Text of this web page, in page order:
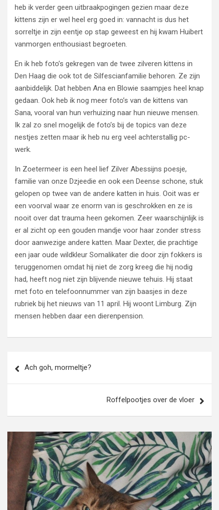
heb ik verder geen uitbraakpogingen gezien maar deze
kittens zijn er wel heel erg goed in: vannacht is dus het
sorreltje in zijn eentje op stap geweest en hij kwam Huibert
vanmorgen enthousiast begroeten.
En ik heb foto’s gekregen van de twee zilveren kittens in
Den Haag die ook tot de Silfescianfamilie behoren. Ze zijn
aanbiddelijk. Dat hebben Ana en Blowie saampjes heel knap
gedaan. Ook heb ik nog meer foto’s van de kittens van
Sana, vooral van hun verhuizing naar hun nieuwe mensen.
Ik zal zo snel mogelijk de foto’s bij de topics van deze
nestjes zetten maar ik heb nu erg veel achterstallig pc-
werk.
In Zoetermeer is een heel lief Zilver Abessijns poesje,
familie van onze Dzjeedie en ook een Deense schone, stuk
gelopen op twee van de andere katten in huis. Ooit was er
een voorval waar ze enorm van is geschrokken en ze is
nooit over dat trauma heen gekomen. Zeer waarschijnlijk is
er al zicht op een gouden mandje voor haar zonder stress
door aanwezige andere katten. Maar Dexter, die prachtige
een jaar oude wildkleur Somalikater die door zijn fokkers is
teruggenomen omdat hij niet de zorg kreeg die hij nodig
had, heeft nog niet zijn blijvende nieuwe tehuis. Hij staat
met foto en telefoonnummer van zijn baasjes in deze
rubriek bij het nieuws van 11 april. Hij woont Limburg. Zijn
mensen hebben daar een dierenpension.
navigatie
Ach goh, mormeltje?
Roffelpootjes over de vloer